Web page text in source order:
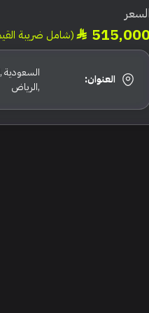
(شامل ضريبة
العنوان:
السعودية
,الرياض